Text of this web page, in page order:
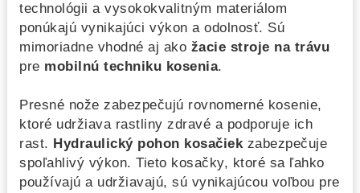
technológii a vysokokvalitným materiálom
ponúkajú vynikajúci výkon a odolnosť. Sú
mimoriadne vhodné aj ako žacie stroje na trávu
pre mobilnú techniku kosenia.
Presné nože zabezpečujú rovnomerné kosenie,
ktoré udržiava rastliny zdravé a podporuje ich
rast. Hydraulický pohon kosačiekzabezpečuje
spoľahlivý výkon. Tieto kosačky, ktoré sa ľahko
používajú a udržiavajú, sú vynikajúcou voľbou pre